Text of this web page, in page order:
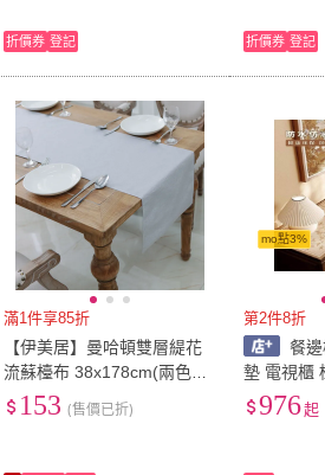
折價券 登記 折價券 登記
滿1件享85折
【伊美居】曼哈頓雙層緹花
流蘇檯布 38x178cm(兩色可
選)153 (售價已折)
mo點3%
第2件8折
餐
墊 電視櫃
面 保護墊
居生活屋
976起